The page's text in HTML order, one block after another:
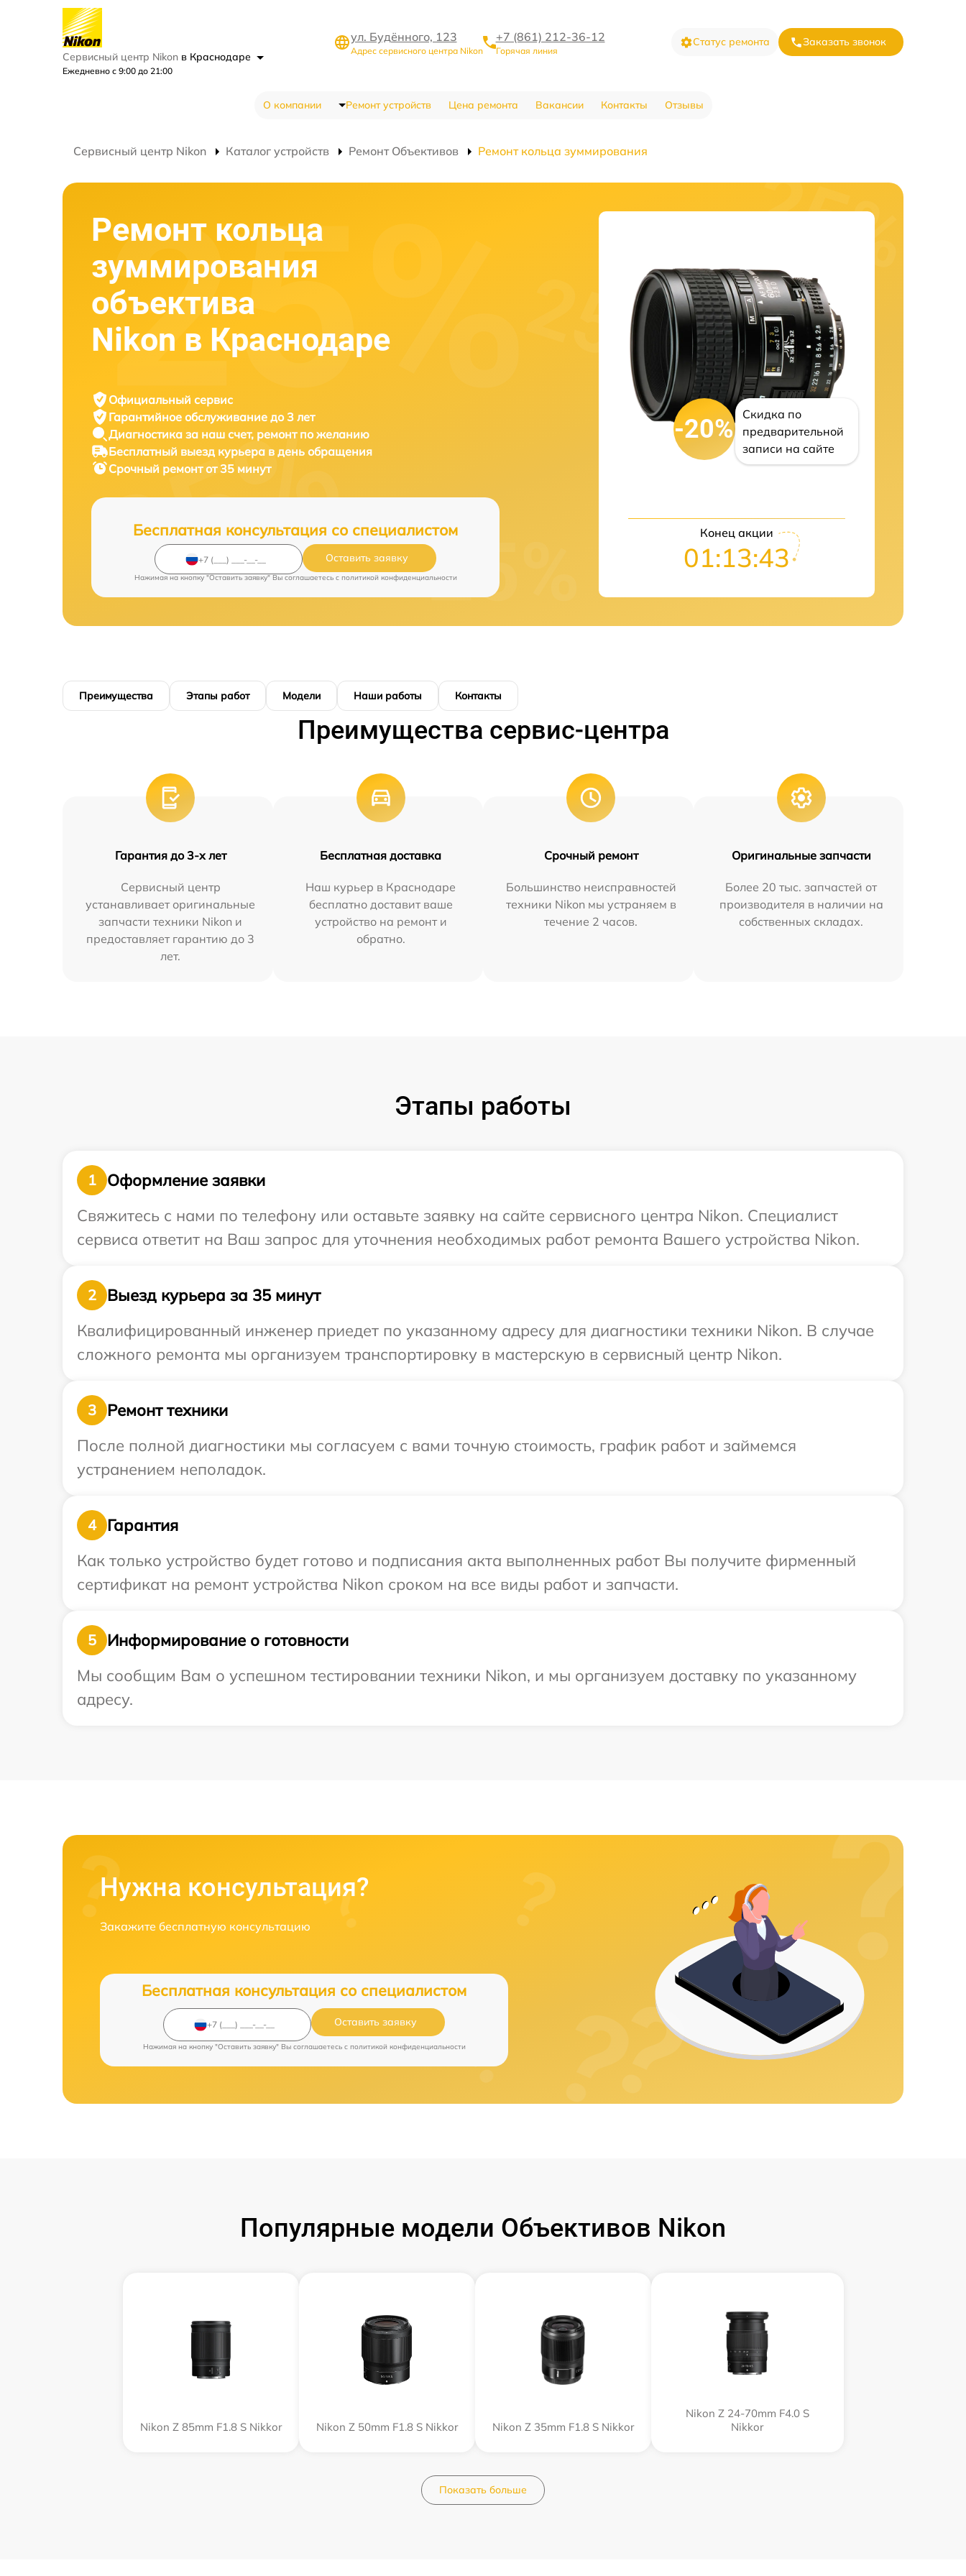
Сервисный центр Nikon в Краснодаре
Ежедневно с 9:00 до 21:00
ул. Будённого, 123
Адрес сервисного центра Nikon
+7 (861) 212-36-12
Горячая линия
Статус ремонта Заказать звонок
О компании Ремонт устройств Цена ремонта Вакансии Контакты Отзывы
Сервисный центр Nikon Каталог устройств Ремонт Объективов Ремонт кольца зуммирования
Ремонт кольца
зуммирования
объектива
Nikon в Краснодаре
Официальный сервис
Гарантийное обслуживание до 3 лет
Диагностика за наш счет, ремонт по желанию
Бесплатный выезд курьера в день обращения
Срочный ремонтот 35 минут
Бесплатная консультация со специалистом
Оставить заявку
Нажимая на кнопку "Оставить заявку" Вы соглашаетесь c политикой конфиденциальности
-20%
Скидка по
предварительной
записи на сайте
Конец акции
01:13:41
Преимущества Этапы работ Модели Наши работы Контакты
Преимущества сервис-центра
Гарантия до 3-х лет
Сервисный центр
устанавливает оригинальные
запчасти техники Nikon и
предоставляет гарантию до 3
лет.
Бесплатная доставка
Наш курьер в Краснодаре
бесплатно доставит ваше
устройство на ремонт и
обратно.
Срочный ремонт
Большинство неисправностей
техники Nikon мы устраняем в
течение 2 часов.
Оригинальные запчасти
Более 20 тыс. запчастей от
производителя в наличии на
собственных складах.
Этапы работы
1
Оформление заявки
Свяжитесь с нами по телефону или оставьте заявку на сайте сервисного центра Nikon. Специалист
сервиса ответит на Ваш запрос для уточнения необходимых работ ремонта Вашего устройства Nikon.
2
Выезд курьера за 35 минут
Квалифицированный инженер приедет по указанному адресу для диагностики техники Nikon. В случае
сложного ремонта мы организуем транспортировку в мастерскую в сервисный центр Nikon.
3
Ремонт техники
После полной диагностики мы согласуем с вами точную стоимость, график работ и займемся
устранением неполадок.
4
Гарантия
Как только устройство будет готово и подписания акта выполненных работ Вы получите фирменный
сертификат на ремонт устройства Nikon сроком на все виды работ и запчасти.
5
Информирование о готовности
Мы сообщим Вам о успешном тестировании техники Nikon, и мы организуем доставку по указанному
адресу.
Нужна консультация?
Закажите бесплатную консультацию
Бесплатная консультация со специалистом
Оставить заявку
Нажимая на кнопку "Оставить заявку" Вы соглашаетесь c политикой конфиденциальности
Популярные модели Объективов Nikon
Nikon Z 85mm F1.8 S Nikkor Nikon Z 50mm F1.8 S Nikkor Nikon Z 35mm F1.8 S Nikkor
Nikon Z 24-70mm F4.0 S
Nikkor
Показать больше